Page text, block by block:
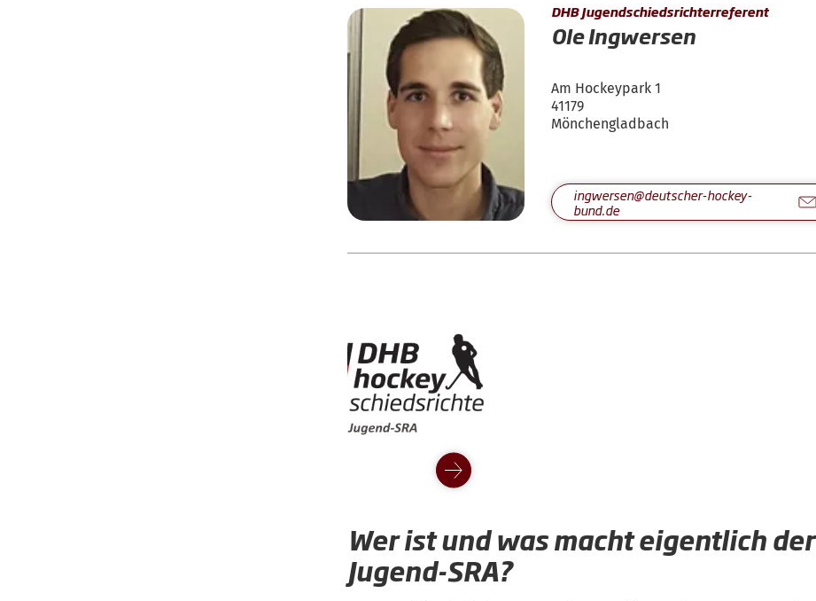
DHB Jugendschiedsrichterreferent
Ole Ingwersen
Am Hockeypark 1
41179
Mönchengladbach
ingwersen@deutscher-hockey-
bund.de
Wer ist und was macht eigentlich der
Jugend-SRA?